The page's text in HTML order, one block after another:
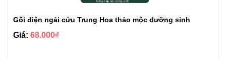
Gối điện ngải cứu Trung Hoa thảo mộc dưỡng sinh
Giá: 68.000₫